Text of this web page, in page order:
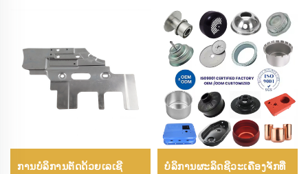
ການບໍລິການຕັດດ້ວຍເລເຊີ
ບໍລິການຜະລິດຊີວະເຄື່ອງຈັກທີ່